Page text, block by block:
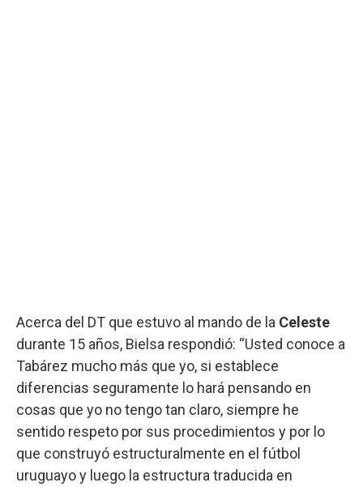
Acerca del DT que estuvo al mando de la Celeste
durante 15 años, Bielsa respondió: “Usted conoce a
Tabárez mucho más que yo, si establece
diferencias seguramente lo hará pensando en
cosas que yo no tengo tan claro, siempre he
sentido respeto por sus procedimientos y por lo
que construyó estructuralmente en el fútbol
uruguayo y luego la estructura traducida en